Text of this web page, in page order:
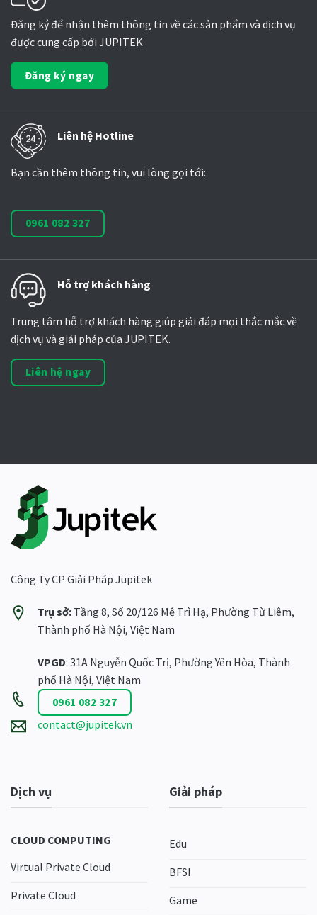
Đăng ký để nhận thêm thông tin về các sản phẩm và dịch vụ
được cung cấp bởi JUPITEK
Đăng ký ngay
Liên hệ Hotline
Bạn cần thêm thông tin, vui lòng gọi tới:
0961 082 327
Hỗ trợ khách hàng
Trung tâm hỗ trợ khách hàng giúp giải đáp mọi thắc mắc về
dịch vụ và giải pháp của JUPITEK.
Liên hệ ngay
Công Ty CP Giải Pháp Jupitek
Trụ sở: Tầng 8, Số 20/126 Mễ Trì Hạ, Phường Từ Liêm,
Thành phố Hà Nội, Việt Nam
VPGD: 31A Nguyễn Quốc Trị, Phường Yên Hòa, Thành
phố Hà Nội, Việt Nam
0961 082 327
contact@jupitek.vn
Dịch vụ
CLOUD COMPUTING
Virtual Private Cloud
Private Cloud
Giải pháp
Edu
BFSI
Game